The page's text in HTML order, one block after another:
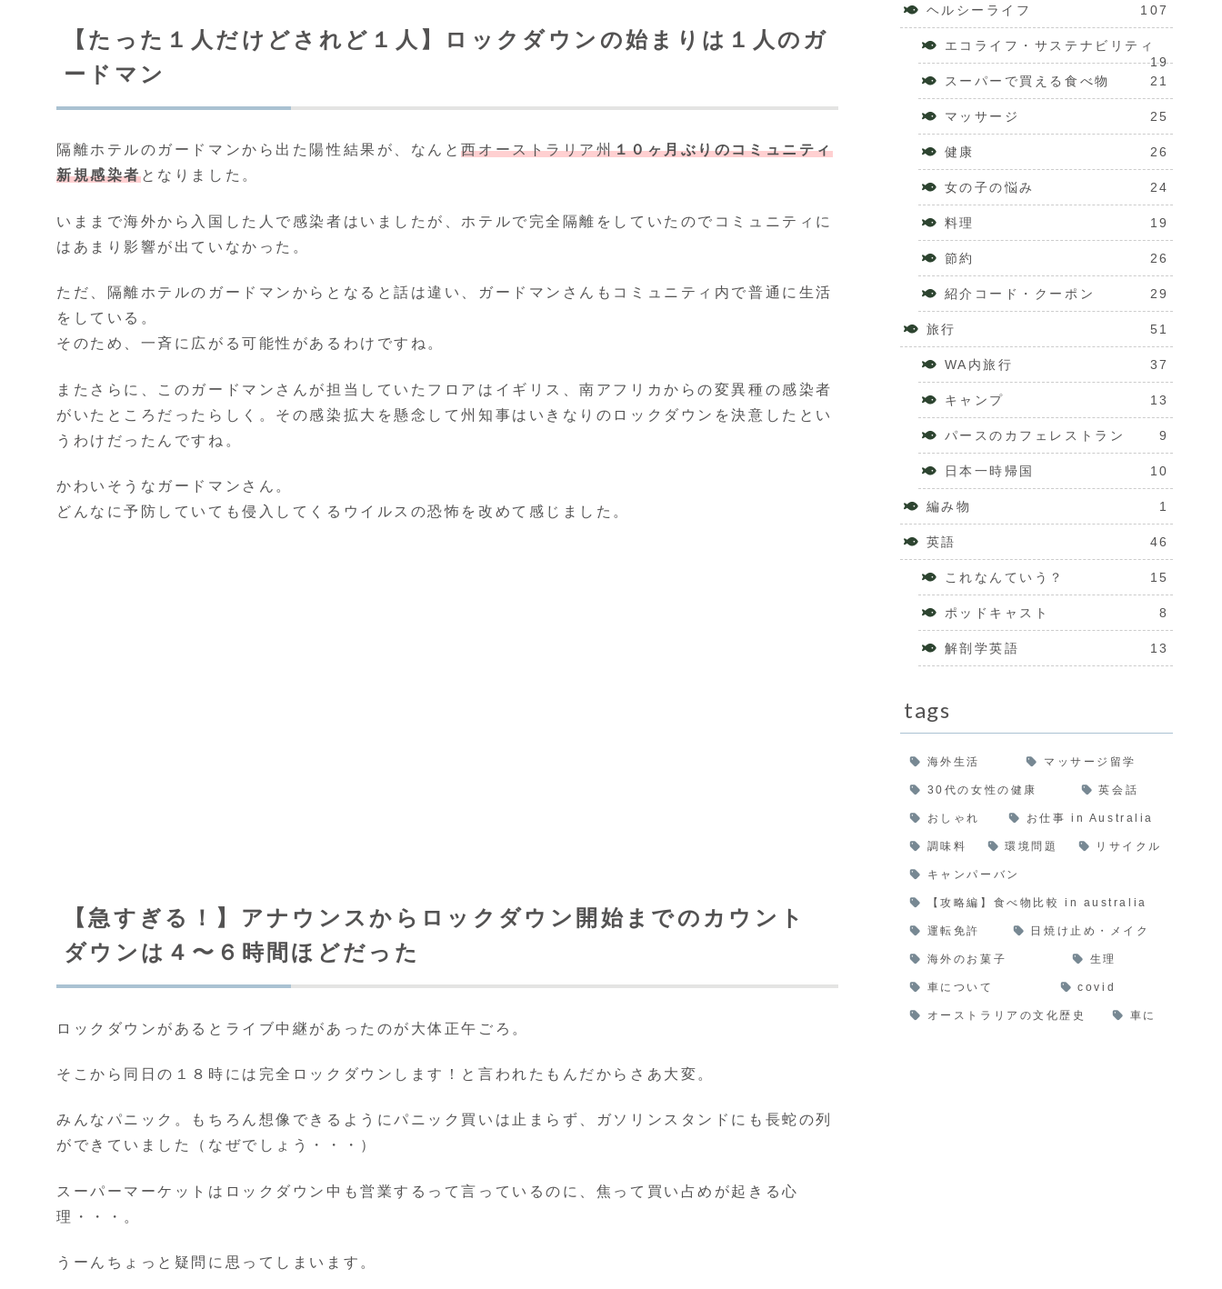
【たった１人だけどされど１人】ロックダウンの始まりは１人のガ
ードマン
隔離ホテルのガードマンから出た陽性結果が、なんと西オーストラリア州１０ヶ月ぶりのコミュニティ
新規感染者となりました。
いままで海外から入国した人で感染者はいましたが、ホテルで完全隔離をしていたのでコミュニティに
はあまり影響が出ていなかった。
ただ、隔離ホテルのガードマンからとなると話は違い、ガードマンさんもコミュニティ内で普通に生活
をしている。
そのため、一斉に広がる可能性があるわけですね。
またさらに、このガードマンさんが担当していたフロアはイギリス、南アフリカからの変異種の感染者
がいたところだったらしく。その感染拡大を懸念して州知事はいきなりのロックダウンを決意したとい
うわけだったんですね。
かわいそうなガードマンさん。
どんなに予防していても侵入してくるウイルスの恐怖を改めて感じました。
【急すぎる！】アナウンスからロックダウン開始までのカウント
ダウンは４〜６時間ほどだった
ロックダウンがあるとライブ中継があったのが大体正午ごろ。
そこから同日の１８時には完全ロックダウンします！と言われたもんだからさあ大変。
みんなパニック。もちろん想像できるようにパニック買いは止まらず、ガソリンスタンドにも長蛇の列
ができていました（なぜでしょう・・・）
スーパーマーケットはロックダウン中も営業するって言っているのに、焦って買い占めが起きる心
理・・・。
うーんちょっと疑問に思ってしまいます。
ヘルシーライフ 107
エコライフ・サステナビリティ
19
スーパーで買える食べ物
21
マッサージ 25
健康 26
女の子の悩み 24
料理 19
節約 26
紹介コード・クーポン 29
旅行 51
WA内旅行 37
キャンプ 13
パースのカフェレストラン 9
日本一時帰国 10
編み物 1
英語 46
これなんていう？ 15
ポッドキャスト 8
解剖学英語 13
tags
海外生活 マッサージ留学
30代の女性の健康 英会話
おしゃれ お仕事 in Australia
調味料 環境問題 リサイクル
キャンパーバン
【攻略編】食べ物比較 in australia
運転免許 日焼け止め・メイク
海外のお菓子 生理
車について covid
オーストラリアの文化歴史 車に